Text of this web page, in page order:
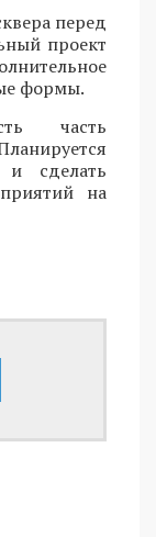
перед
проект
формы.
часть
сделать
на